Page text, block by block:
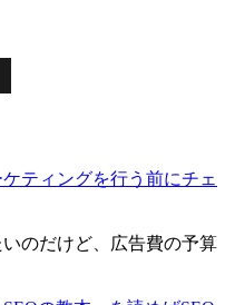
ティングを行う前にチェ
のだけど、広告費の予算